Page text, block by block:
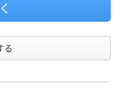
る